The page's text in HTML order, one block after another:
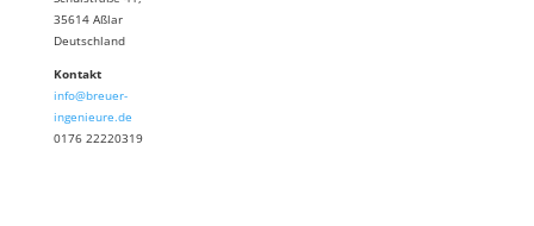
35614 Aßlar
Deutschland
Kontakt
info@breuer-
ingenieure.de
0176 22220319